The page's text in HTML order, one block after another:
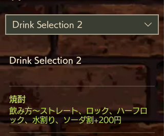
Drink Selection 2
Drink Selection 2
焼酎
飲み方～ストレート、ロック、ハーフロ
ック、水割り、ソーダ割+200円